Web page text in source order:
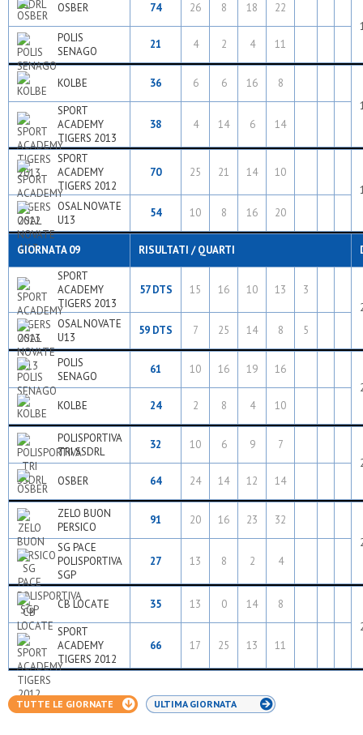
OSBER 74 26 8 18
22
POLIS
SENAGO
21 4 2 4 11
KOLBE 36 6 6 16
8
SPORT
ACADEMY
TIGERS 2013
38 4 14 6 14
SPORT
ACADEMY
TIGERS 2012
70 25 21 14
10
OSAL NOVATE
U13
54 10 8 16 20
GIORNATA 09 RISULTATI / QUARTI
SPORT
ACADEMY
TIGERS 2013
57 DTS 15 16 10 13
3
OSAL NOVATE
U13
59 DTS 7 25 14 8 5
POLIS
SENAGO
61 10 16 19
16
KOLBE
24 2 8 4 10
POLISPORTIVA
TRI SSDRL
32 10 6 9
7
OSBER
64 24 14 12 14
ZELO BUON
PERSICO
91 20 16 23
32
SG PACE
POLISPORTIVA
SGP
27 13 8 2 4
CB LOCATE 35 13 0 14
8
SPORT
ACADEMY
TIGERS 2012
66 17 25 13 11
TUTTE LE GIORNATE ULTIMA GIORNATA